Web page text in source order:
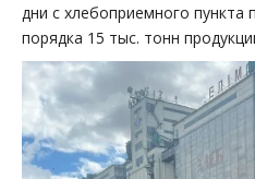
дни с хлебоприемного пункта
порядка 15 тыс. тонн